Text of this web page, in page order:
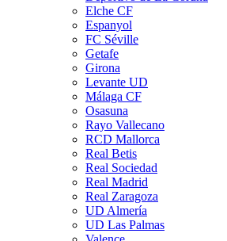
Elche CF
Espanyol
FC Séville
Getafe
Girona
Levante UD
Málaga CF
Osasuna
Rayo Vallecano
RCD Mallorca
Real Betis
Real Sociedad
Real Madrid
Real Zaragoza
UD Almería
UD Las Palmas